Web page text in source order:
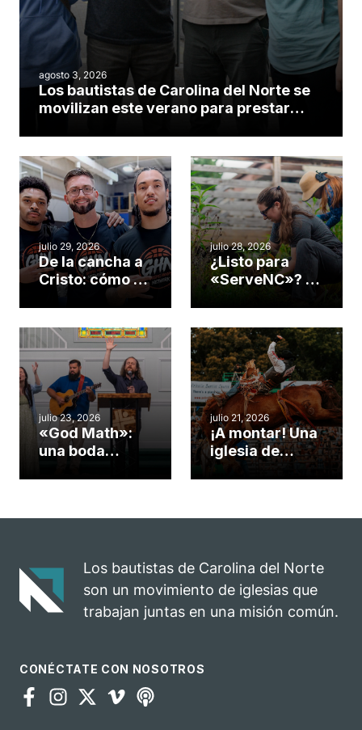
agosto 3, 2026
Los bautistas de Carolina del Norte se
movilizan este verano para prestar
julio 29, 2026
De la cancha a
Cristo: cómo el
gimnasio de
Cary se
convirtió en un
insólito campo
misionero te
cuento
julio 28, 2026
¿Listo para
«ServeNC»? 4
obra de Dios
durante la
Semana
ServeNC
julio 23, 2026
«God Math»:
una boda
celebra el
julio 21, 2026
¡A montar! Una
iglesia de
rodeo anual en
para el
ministerio
Los bautistas de Carolina del Norte
son un movimiento de iglesias que
trabajan juntas en una misión común.
CONÉCTATE CON NOSOTROS